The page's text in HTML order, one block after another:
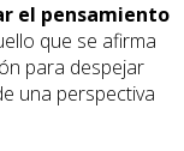
el pensamiento
que se afirma
para despejar
una perspectiva